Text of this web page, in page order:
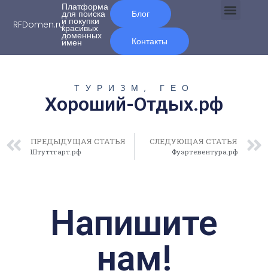
RFDomen.ru
Платформа
для поиска
и покупки
красивых
доменных
имен
Блог
Контакты
ТУРИЗМ, ГЕО
Хороший-Отдых.рф
ПРЕДЫДУЩАЯ СТАТЬЯ
Штуттгарт.рф
СЛЕДУЮЩАЯ СТАТЬЯ
Фуэртевентура.рф
Напишите
нам!